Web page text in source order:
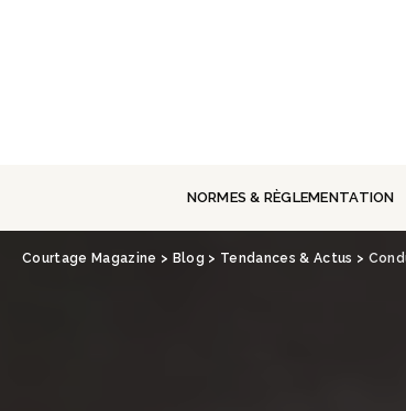
NORMES & RÈGLEMENTATION
Courtage Magazine > Blog > Tendances & Actus >